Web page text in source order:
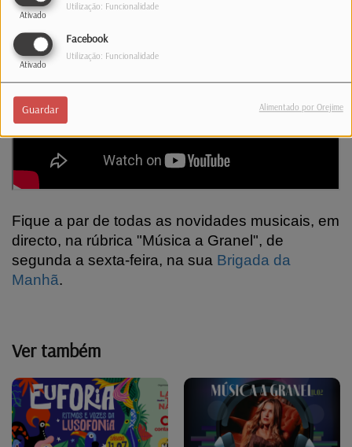
Ativado
Utilização: Funcionalidade
Facebook
Ativado
Utilização: Funcionalidade
Guardar Alimentado por Orejime
Fique a par de todas as novidades musicais, em
directo, na rúbrica "Música a Granel", de
segunda a sexta-feira, na sua Brigada da
Manhã.
Ver também